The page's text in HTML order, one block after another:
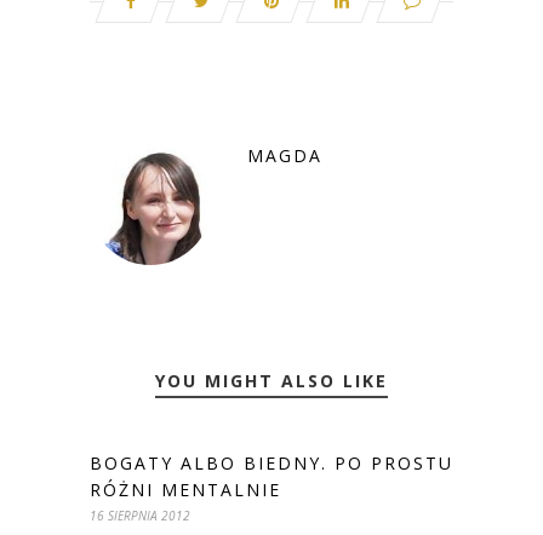
MAGDA
YOU MIGHT ALSO LIKE
BOGATY ALBO BIEDNY. PO PROSTU
RÓŻNI MENTALNIE
16 SIERPNIA 2012